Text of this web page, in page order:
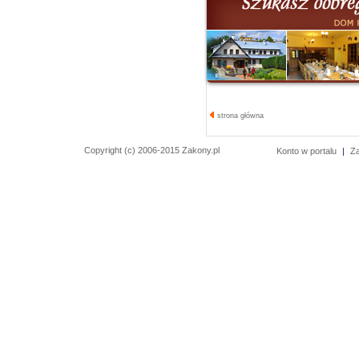
strona główna
Copyright (c) 2006-2015 Zakony.pl Konto w portalu |